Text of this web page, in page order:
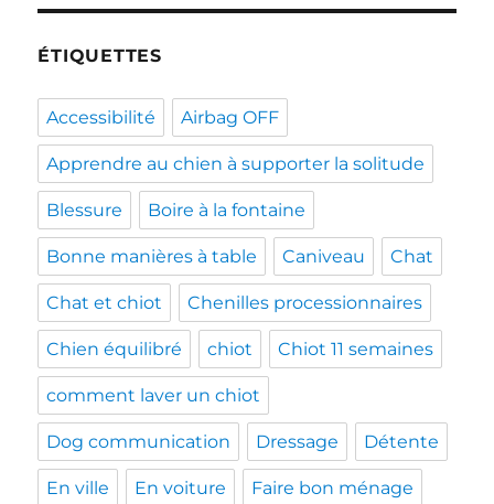
ÉTIQUETTES
Accessibilité Airbag OFF
Apprendre au chien à supporter la solitude
Blessure Boire à la fontaine
Bonne manières à table Caniveau Chat
Chat et chiot Chenilles processionnaires
Chien équilibré chiot Chiot 11 semaines
comment laver un chiot
Dog communication Dressage Détente
En ville En voiture Faire bon ménage